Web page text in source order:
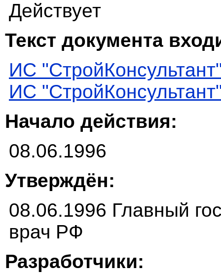
Действует
Текст документа
ИС
ИС
Начало действия:
08.06.1996
Утверждён:
08.06.1996 Главный
врач РФ
Разработчики: